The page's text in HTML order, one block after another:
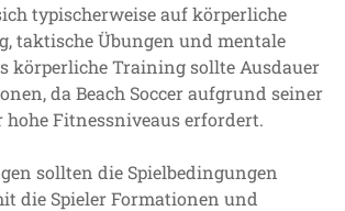
typischerweise auf körperliche
taktische Übungen und mentale
körperliche Training sollte Ausdauer
da Beach Soccer aufgrund seiner
Fitnessniveaus erfordert.
sollten die Spielbedingungen
die Spieler Formationen und